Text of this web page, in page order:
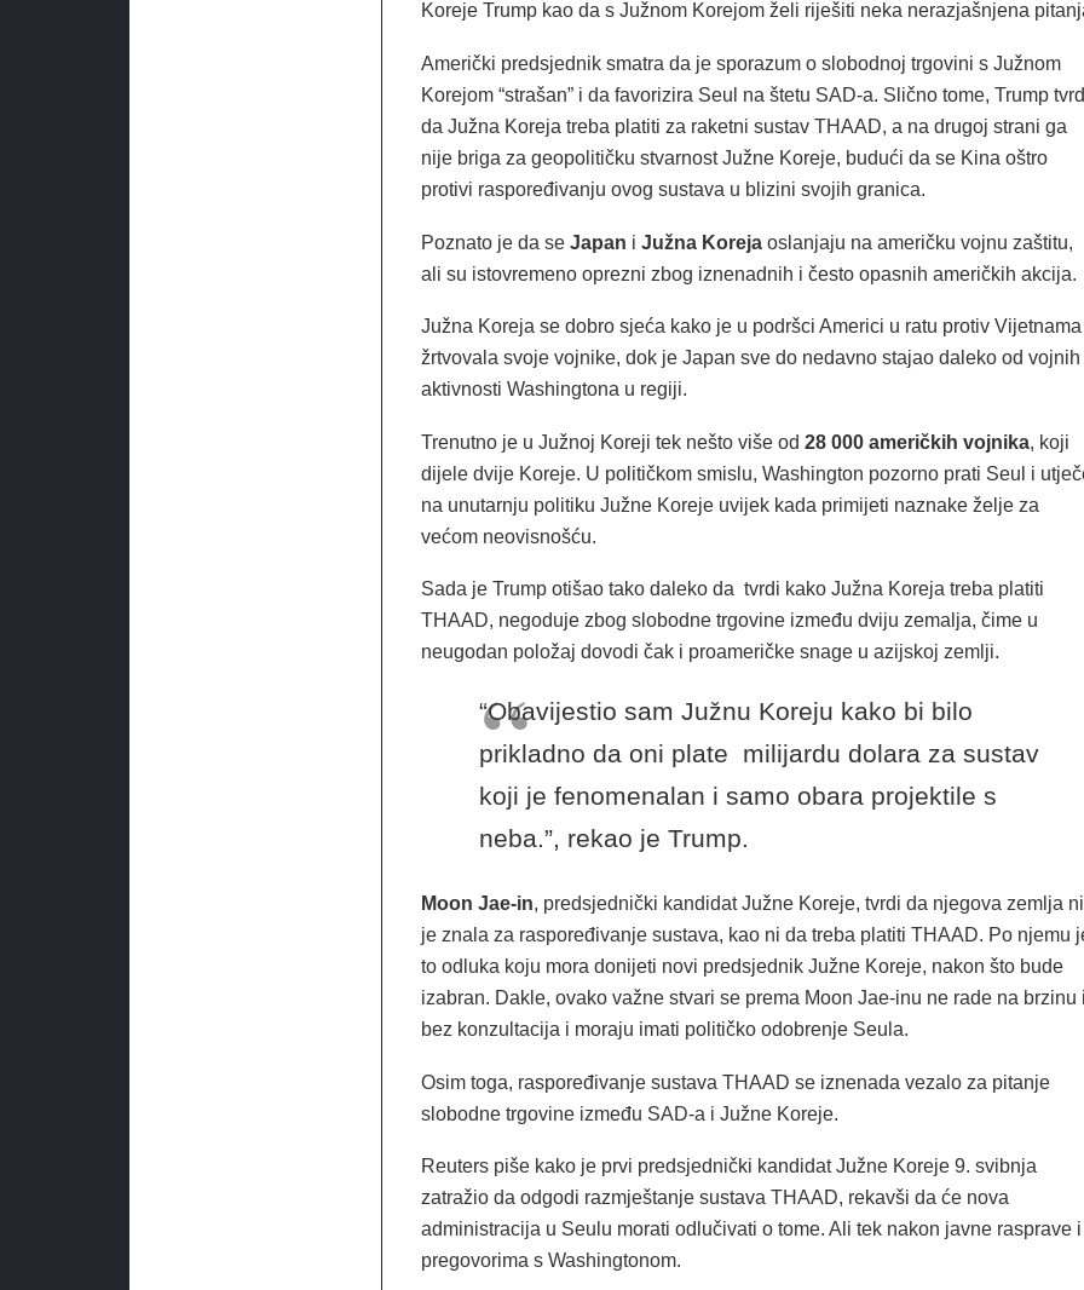
Koreje Trump kao da s Južnom Korejom želi riješiti neka nerazjašnjena
Američki predsjednik smatra da je sporazum o slobodnoj trgovini s Južnom
Korejom “strašan” i da favorizira Seul na štetu SAD-a. Slično tome, Trump
da Južna Koreja treba platiti za raketni sustav THAAD, a na drugoj strani ga
nije briga za geopolitičku stvarnost Južne Koreje, budući da se Kina oštro
protivi raspoređivanju ovog sustava u blizini svojih granica.
Poznato je da se Japan i Južna Korejaoslanjaju na američku vojnu zaštitu,
ali su istovremeno oprezni zbog iznenadnih i često opasnih američkih akcija.
Južna Koreja se dobro sjeća kako je u podršci Americi u ratu protiv Vijetnama
žrtvovala svoje vojnike, dok je Japan sve do nedavno stajao daleko od vojnih
aktivnosti Washingtona u regiji.
Trenutno je u Južnoj Koreji tek nešto više od 28 000 američkih vojnika, koji
dijele dvije Koreje. U političkom smislu, Washington pozorno prati Seul i
na unutarnju politiku Južne Koreje uvijek kada primijeti naznake želje za
većom neovisnošću.
Sada je Trump otišao tako daleko da tvrdi kako Južna Koreja treba platiti
THAAD, negoduje zbog slobodne trgovine između dviju zemalja, čime u
neugodan položaj dovodi čak i proameričke snage u azijskoj zemlji.
“Obavijestio sam Južnu Koreju kako bi bilo
prikladno da oni plate milijardu dolara za sustav
koji je fenomenalan i samo obara projektile s
neba.”, rekao je Trump.
Moon Jae-in, predsjednički kandidat Južne Koreje, tvrdi da njegova zemlja
je znala za raspoređivanje sustava, kao ni da treba platiti THAAD. Po njemu
to odluka koju mora donijeti novi predsjednik Južne Koreje, nakon što bude
izabran. Dakle, ovako važne stvari se prema Moon Jae-inu ne rade na brzinu
bez konzultacija i moraju imati političko odobrenje Seula.
Osim toga, raspoređivanje sustava THAAD se iznenada vezalo za pitanje
slobodne trgovine između SAD-a i Južne Koreje.
Reuters piše kako je prvi predsjednički kandidat Južne Koreje 9. svibnja
zatražio da odgodi razmještanje sustava THAAD, rekavši da će nova
administracija u Seulu morati odlučivati o tome. Ali tek nakon javne rasprave i
pregovorima s Washingtonom.